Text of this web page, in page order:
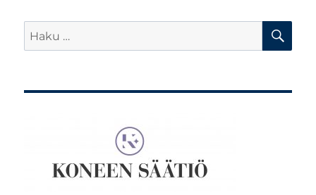
Etsi: